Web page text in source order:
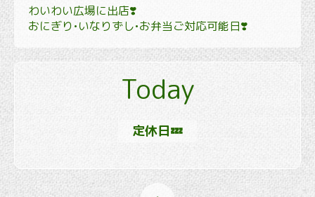
わいわい広場に出店❣️
おにぎり•いなりずし•お弁当ご対応可能日❣️
Today
定休日💤